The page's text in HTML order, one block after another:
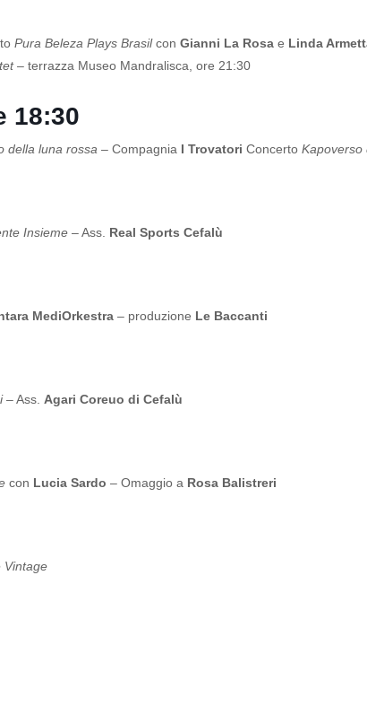
Pura Beleza Plays Brasilcon Gianni La Rosa e Linda
– terrazza Museo Mandralisca, ore 21:30
18:30
della luna rossa – Compagnia I Trovatori Concerto Kapoverso
Insieme – Ass. Real Sports Cefalù
MediOrkestra – produzione Le Baccanti
– Ass. Agari Coreuo di Cefalù
con Lucia Sardo – Omaggio a Rosa Balistreri
Vintage